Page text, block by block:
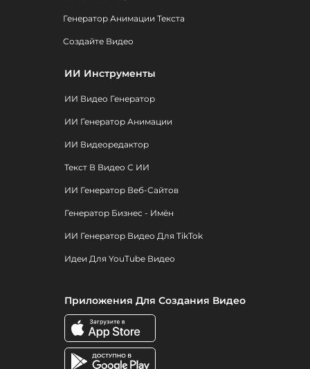
Генератор Анимации Текста
Создайте Видео
ИИ Инструменты
ИИ Видео Генератор
ИИ Генератор Анимации
ИИ Видеоредактор
Текст В Видео С ИИ
ИИ Генератор Веб-Сайтов
Генератор Бизнес - Имён
ИИ Генератор Видео Для TikTok
Идеи Для YouTube Видео
Приложения Для Создания Видео